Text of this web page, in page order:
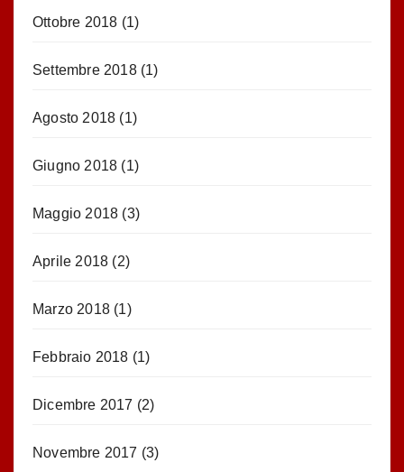
Ottobre 2018 (1)
Settembre 2018(1)
Agosto 2018 (1)
Giugno 2018 (1)
Maggio 2018 (3)
Aprile 2018 (2)
Marzo 2018 (1)
Febbraio 2018 (1)
Dicembre 2017 (2)
Novembre 2017 (3)